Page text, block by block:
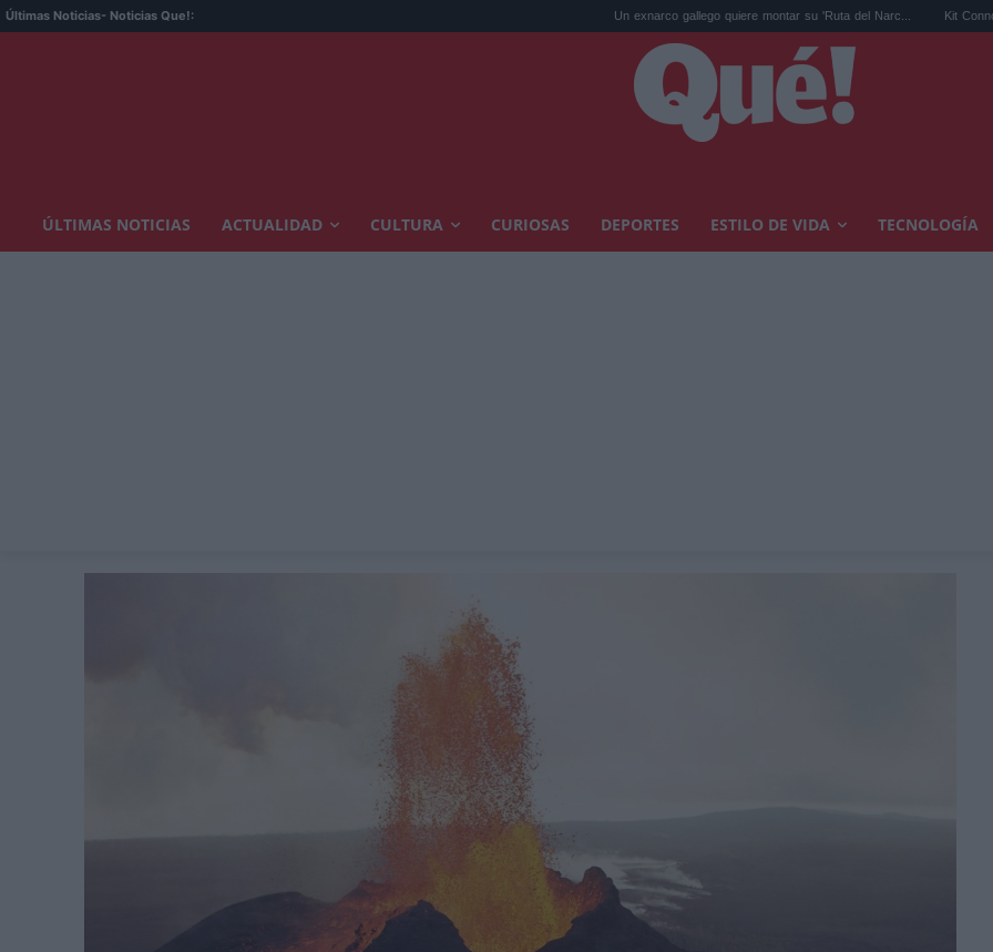
Últimas Noticias- Noticias Que!: Un exnarco gallego quiere montar su 'Ruta del Narc... Kit Connor será
ÚLTIMAS NOTICIAS ACTUALIDAD CULTURA CURIOSAS DEPORTES ESTILO DE VIDA TECNOLOGÍA